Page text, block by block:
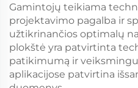
Gamintojų teikiama
projektavimo pagalba ir
užtikrinančios optimalų
plokštė yra patvirtinta
patikimumą ir
aplikacijose patvirtina